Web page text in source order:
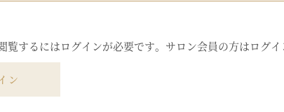
覧するにはログインが必要です。サロン会員の方はログイ
ン